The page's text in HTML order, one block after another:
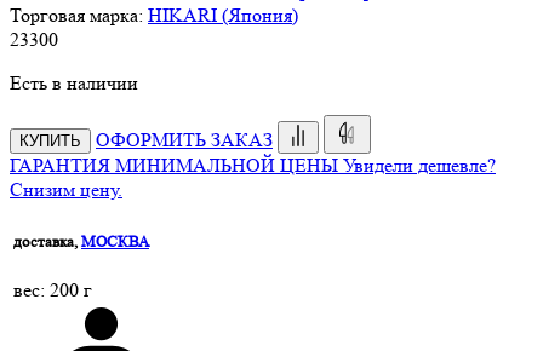
Торговая марка: HIKARI (Япония)
23300
Есть в наличии
КУПИТЬ
ОФОРМИТЬ ЗАКАЗ
ГАРАНТИЯ МИНИМАЛЬНОЙ ЦЕНЫ Увидели дешевле?
Снизим цену.
доставка, МОСКВА
веc: 200 г